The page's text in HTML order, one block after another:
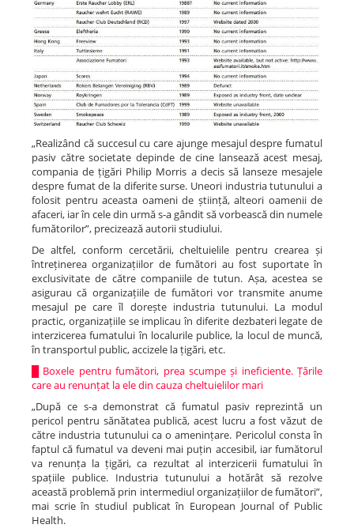
„Realizând că succesul cu care ajunge mesajul despre fumatul
pasiv către societate depinde de cine lansează acest mesaj,
compania de țigări Philip Morris a decis să lanseze mesajele
despre fumat de la diferite surse. Uneori industria tutunului a
folosit pentru aceasta oameni de știință, alteori oamenii de
afaceri, iar în cele din urmă s-a gândit să vorbească din numele
fumătorilor”, precizează autorii studiului.
De altfel, conform cercetării, cheltuielile pentru crearea și
întreținerea organizațiilor de fumători au fost suportate în
exclusivitate de către companiile de tutun. Așa, acestea se
asigurau că organizațiile de fumători vor transmite anume
mesajul pe care îl dorește industria tutunului. La modul
practic, organizațiile se implicau în diferite dezbateri legate de
interzicerea fumatului în localurile publice, la locul de muncă,
în transportul public, accizele la țigări, etc.
Boxele pentru fumători, prea scumpe și ineficiente. Țările
care au renunțat la ele din cauza cheltuielilor mari
„După ce s-a demonstrat că fumatul pasiv reprezintă un
pericol pentru sănătatea publică, acest lucru a fost văzut de
către industria tutunului ca o amenințare. Pericolul consta în
faptul că fumatul va deveni mai puțin accesibil, iar fumătorul
va renunța la țigări, ca rezultat al interzicerii fumatului în
spațiile publice. Industria tutunului a hotărât să rezolve
această problemă prin intermediul organizațiilor de fumători”,
mai scrie în studiul publicat în European Journal of Public
Health.